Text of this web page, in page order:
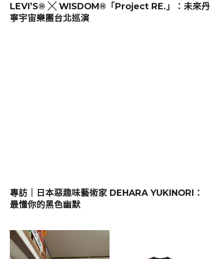
LEVI’S® ╳ WISDOM®「Project RE.」：未來丹
寧宇宙樂團台北巡演
專訪｜日本惡趣味藝術家 DEHARA YUKINORI：
最懂你的黑色幽默